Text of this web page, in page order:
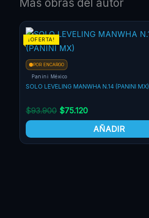
¡OFERTA!
POR ENCARGO
Panini México
SOLO LEVELING MANWHA N.14 (PANINI MX)
$93.900 $75.120
AÑADIR